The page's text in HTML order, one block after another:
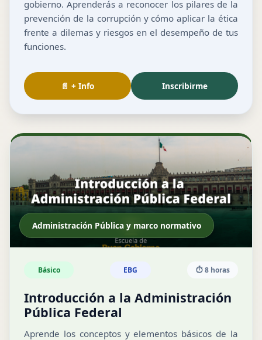
gobierno. Aprenderás a reconocer los pilares de la
prevención de la corrupción y cómo aplicar la ética
frente a dilemas y riesgos en el desempeño de tus
funciones.
📄 + Info Inscribirme
Administración Pública y marco normativo
Básico EBG ⏱️ 8 horas
Introducción a la Administración
Pública Federal
Aprende los conceptos y elementos básicos de la